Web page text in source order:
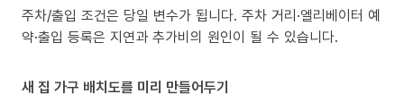
주차/출입 조건은 당일 변수가 됩니다. 주차 거리·엘리베이터 예
약·출입 등록은 지연과 추가비의 원인이 될 수 있습니다.
새 집 가구 배치도를 미리 만들어두기